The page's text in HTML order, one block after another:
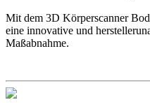
Mit dem 3D Körperscanner
eine innovative und
Maßabnahme.